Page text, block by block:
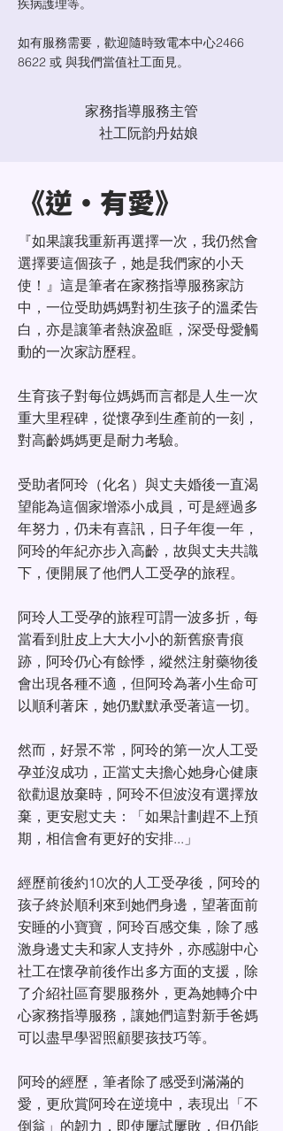
疾病護理等。
如有服務需要，歡迎隨時致電本中心2466
8622 或 與我們當值社工面見。
家務指導服務主管
社工阮韵丹姑娘
《逆•有愛》
『如果讓我重新再選擇一次，我仍然會
選擇要這個孩子，她是我們家的小天
使！』這是筆者在家務指導服務家訪
中，一位受助媽媽對初生孩子的溫柔告
白，亦是讓筆者熱淚盈眶，深受母愛觸
動的一次家訪歷程。
生育孩子對每位媽媽而言都是人生一次
重大里程碑，從懷孕到生產前的一刻，
對高齡媽媽更是耐力考驗。
受助者阿玲（化名）與丈夫婚後一直渴
望能為這個家增添小成員，可是經過多
年努力，仍未有喜訊，日子年復一年，
阿玲的年紀亦步入高齡，故與丈夫共識
下，便開展了他們人工受孕的旅程。
阿玲人工受孕的旅程可謂一波多折，每
當看到肚皮上大大小小的新舊瘀青痕
跡，阿玲仍心有餘悸，縱然注射藥物後
會出現各種不適，但阿玲為著小生命可
以順利著床，她仍默默承受著這一切。
然而，好景不常，阿玲的第一次人工受
孕並沒成功，正當丈夫擔心她身心健康
欲勸退放棄時，阿玲不但波沒有選擇放
棄，更安慰丈夫：「如果計劃趕不上預
期，相信會有更好的安排...」
經歷前後約10次的人工受孕後，阿玲的
孩子終於順利來到她們身邊，望著面前
安睡的小寶寶，阿玲百感交集，除了感
激身邊丈夫和家人支持外，亦感謝中心
社工在懷孕前後作出多方面的支援，除
了介紹社區育嬰服務外，更為她轉介中
心家務指導服務，讓她們這對新手爸媽
可以盡早學習照顧嬰孩技巧等。
阿玲的經歷，筆者除了感受到滿滿的
愛，更欣賞阿玲在逆境中，表現出「不
倒翁」的韌力，即使屢試屢敗，但仍能